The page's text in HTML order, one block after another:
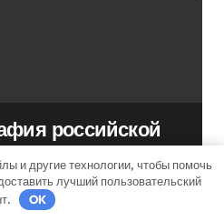
российской
успеха,
участников
2023
и другие технологии, чтобы помочь
лучший пользовательский
OK